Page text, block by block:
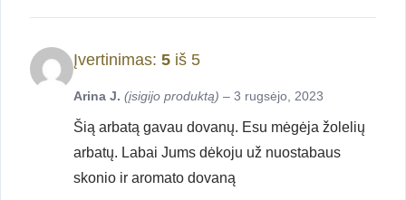
Įvertinimas: 5 iš 5
Arina J. (įsigijo produktą) – 3 rugsėjo, 2023
Šią arbatą gavau dovanų. Esu mėgėja žolelių
arbatų. Labai Jums dėkoju už nuostabaus
skonio ir aromato dovaną